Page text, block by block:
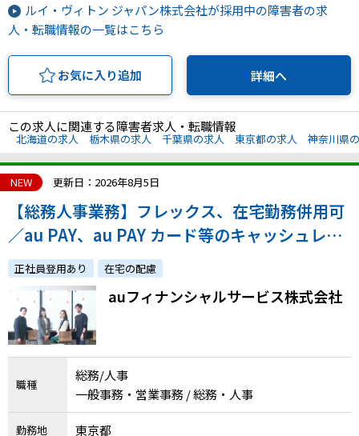
ルイ・ヴィトン ジャパン株式会社が採用中の障害者の求
人・転職情報の一覧はこちら
お気に入り追加 詳細へ
この求人に関連する障害者求人・転職情報
北海道の求人 栃木県の求人 千葉県の求人 東京都の求人 神奈川県
NEW 更新日：2026年8月5日
【総務人事業務】フレックス、在宅勤務併用可
／au PAY、au PAY カード等のキャッシュレス
サービスの運用に携われます！
正社員登用あり 在宅の配慮
auフィナンシャルサービス株式会社
職種
総務/人事
一般事務・営業事務 / 総務・人事
勤務地 東京都